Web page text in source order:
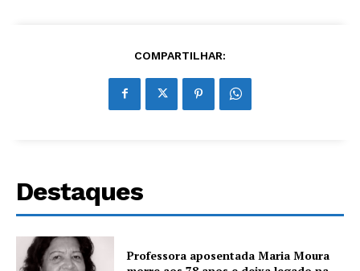
COMPARTILHAR:
Destaques
Professora aposentada Maria Moura